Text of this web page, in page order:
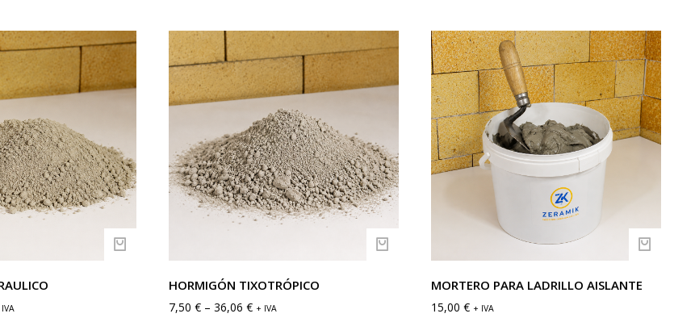
HORMIGÓN TIXOTRÓPICO
7,50 € – 36,06 € + IVA
MORTERO PARA LADRILLO AISLANTE
15,00 € + IVA